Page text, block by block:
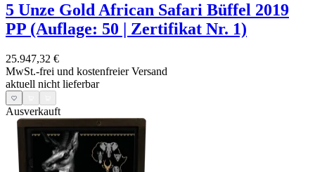
5 Unze Gold African Safari Büffel 2019
PP (Auflage: 50 | Zertifikat Nr. 1)
25.947,32 €
MwSt.-frei und kostenfreier Versand
aktuell nicht lieferbar
Ausverkauft